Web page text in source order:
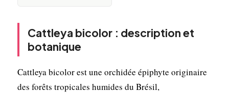
Cattleya bicolor : description et
botanique
Cattleya bicolor est une orchidée épiphyte originaire
des forêts tropicales humides du Brésil,